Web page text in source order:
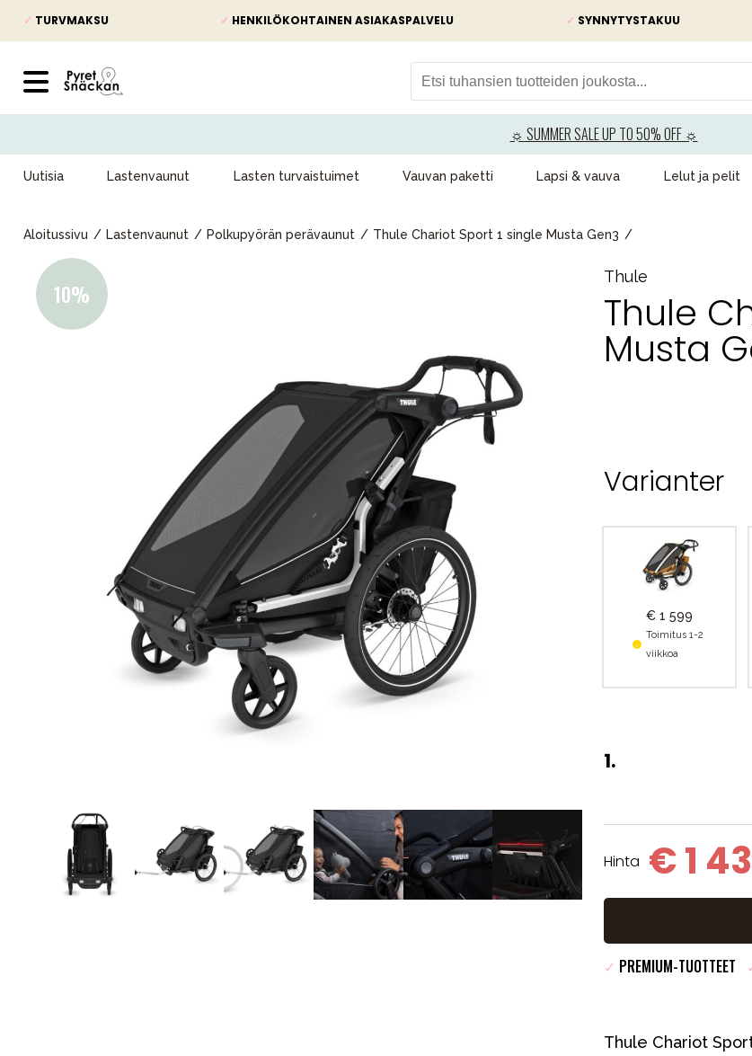
✓ TURVMAKSU ✓ HENKILÖKOHTAINEN ASIAKASPALVELU ✓ SYNNYTYSTAKUU
☼ SUMMER SALE UP TO 50% OFF ☼
Uutisia Lastenvaunut Lasten turvaistuimet Vauvan paketti Lapsi & vauva Lelut ja pelit
Aloitussivu Lastenvaunut Polkupyörän perävaunut Thule Chariot Sport 1 single Musta Gen3
Thule
Thule
Musta
Varianter
€ 1 599
Toimitus 1-2
viikkoa
1.
Hinta € 1
✓ PREMIUM-TUOTTEET
Thule Chariot